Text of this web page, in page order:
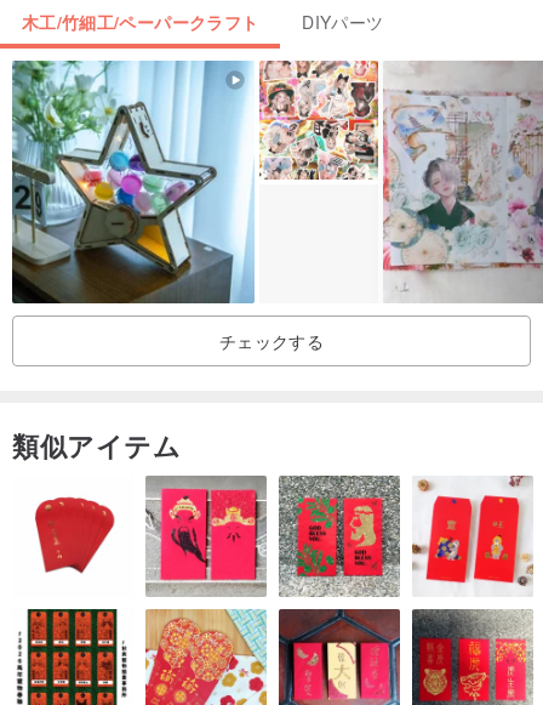
木工/竹細工/ペーパークラフト DIYパーツ
チェックする
類似アイテム